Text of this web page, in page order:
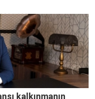
kalkınmanın